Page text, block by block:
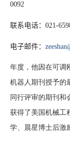
0092
联系电话： 021-
电子邮件：
年度，他因在可调
机器人期刊授予的
同行评审的期刊和
获得了美国机械工
学、晨星博士后激